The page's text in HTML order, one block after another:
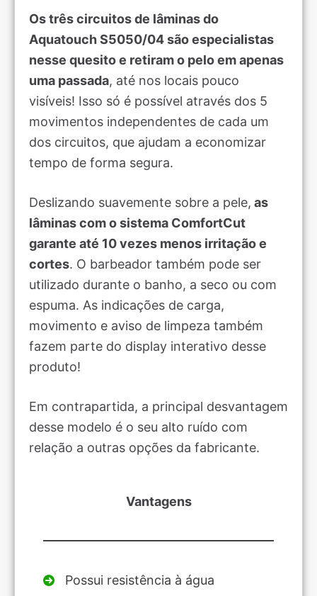
Os três circuitos de lâminas do
Aquatouch S5050/04 são especialistas
nesse quesito e retiram o pelo em apenas
uma passada, até nos locais pouco
visíveis! Isso só é possível através dos 5
movimentos independentes de cada um
dos circuitos, que ajudam a economizar
tempo de forma segura.
Deslizando suavemente sobre a pele, as
lâminas com o sistema ComfortCut
garante até 10 vezes menos irritação e
cortes. O barbeador também pode ser
utilizado durante o banho, a seco ou com
espuma. As indicações de carga,
movimento e aviso de limpeza também
fazem parte do display interativo desse
produto!
Em contrapartida, a principal desvantagem
desse modelo é o seu alto ruído com
relação a outras opções da fabricante.
Vantagens
Possui resistência à água